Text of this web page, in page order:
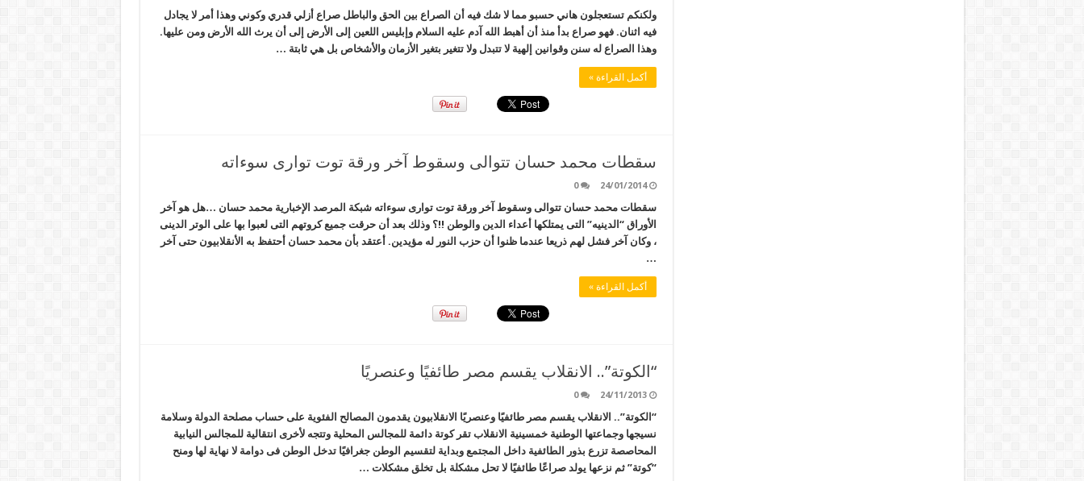
ولكنكم تستعجلون هاني حسبو مما لا شك فيه أن الصراع بين الحق والباطل صراع أزلي قدري وكوني وهذا أمر لا يجادل
فيه اثنان. فهو صراع بدأ منذ أن أهبط الله آدم عليه السلام وإبليس اللعين إلى الأرض إلى أن يرث الله الأرض ومن عليها.
وهذا الصراع له سنن وقوانين إلهية لا تتبدل ولا تتغير بتغير الأزمان والأشخاص بل هي ثابتة …
أكمل القراءة »
سقطات محمد حسان تتوالى وسقوط آخر ورقة توت توارى سوءاته
24/01/2014
0
سقطات محمد حسان تتوالى وسقوط آخر ورقة توت توارى سوءاته شبكة المرصد الإخبارية محمد حسان …هل هو آخر
الأوراق “الدينيه” التى يمتلكها أعداء الدين والوطن !!؟ وذلك بعد أن حرقت جميع كروتهم التى لعبوا بها على الوتر الدينى
، وكان آخر فشل لهم ذريعا عندما ظنوا أن حزب النور له مؤيدين. أعتقد بأن محمد حسان أحتفظ به الأنقلابيون حتى آخر
…
أكمل القراءة »
“الكوتة”.. الانقلاب يقسم مصر طائفيًا وعنصريًا
24/11/2013
0
“الكوتة”.. الانقلاب يقسم مصر طائفيًا وعنصريًا الانقلابيون يقدمون المصالح الفئوية على حساب مصلحة الدولة وسلامة
نسيجها وجماعتها الوطنية خمسينية الانقلاب تقر كوتة دائمة للمجالس المحلية وتتجه لأخرى انتقالية للمجالس النيابية
المحاصصة تزرع بذور الطائفية داخل المجتمع وبداية لتقسيم الوطن جغرافيًا تدخل الوطن فى دوامة لا نهاية لها ومنح
“كوتة” ثم نزعها يولد صراعًا طائفيًا لا تحل مشكلة بل تخلق مشكلات …